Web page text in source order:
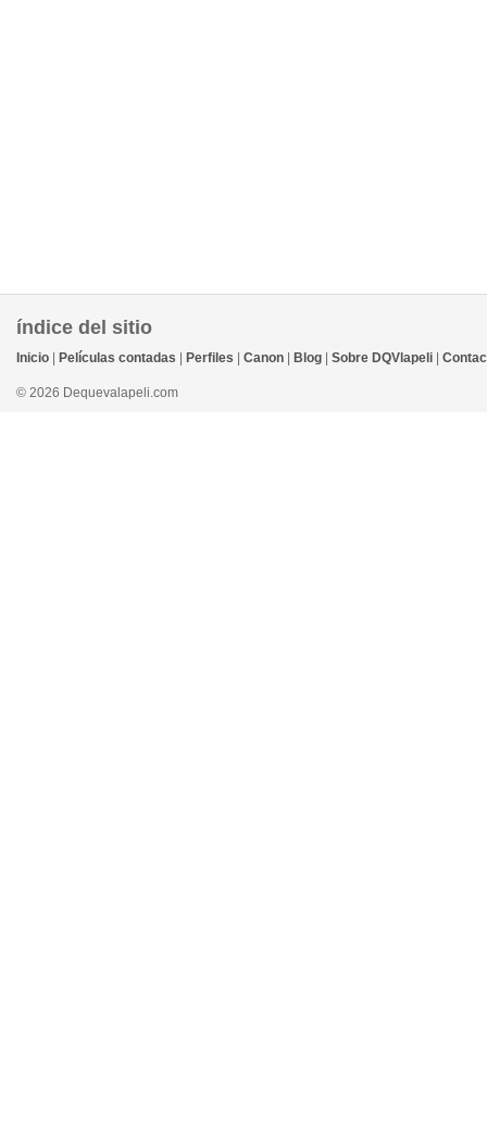
índice del sitio
Inicio Películas contadas Perfiles Canon Blog Sobre DQVlapeli
© 2026 Dequevalapeli.com